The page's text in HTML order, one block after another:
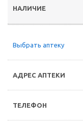
Выбрать аптеку